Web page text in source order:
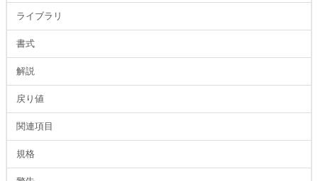
ライブラリ
書式
解説
戻り値
関連項目
規格